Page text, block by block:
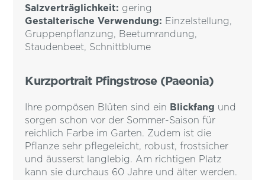
Salzverträglichkeit: gering
Gestalterische Verwendung: Einzelstellung,
Gruppenpflanzung, Beetumrandung,
Staudenbeet, Schnittblume
Kurzportrait Pfingstrose (Paeonia)
Ihre pompösen Blüten sind ein Blickfang und
sorgen schon vor der Sommer-Saison für
reichlich Farbe im Garten. Zudem ist die
Pflanze sehr pflegeleicht, robust, frostsicher
und äusserst langlebig. Am richtigen Platz
kann sie durchaus 60 Jahre und älter werden.